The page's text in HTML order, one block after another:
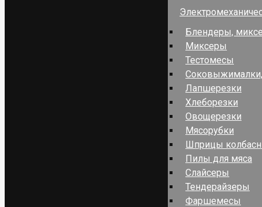
Блендеры,
Миксеры
Тестомесы
Лапшерезки
Хлеборезки
Овощерезки
Мясорубки
Шприцы
Пилы для мяса
Слайсеры
Тендерайзеры
Фаршемесы